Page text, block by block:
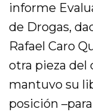
informe
de Drogas,
Rafael Caro
otra pieza del
mantuvo su
posición